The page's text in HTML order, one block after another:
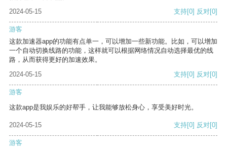
2024-05-15
支持[0] 反对[0]
游客
这款加速器app的功能有点单一，可以增加一些新功能。比如，可以增加
一个自动切换线路的功能，这样就可以根据网络情况自动选择最优的线
路，从而获得更好的加速效果。
2024-05-15
支持[0] 反对[0]
游客
这款app是我娱乐的好帮手，让我能够放松身心，享受美好时光。
2024-05-15 支持[0] 反对[0]
游客